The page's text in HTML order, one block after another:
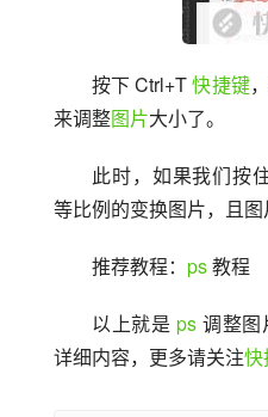
按下 Ctrl+T 快捷键
来调整图片大小了。
此时，如果我们按
等比例的变换图片，且图
推荐教程： ps 教程
以上就是 ps 调整图
详细内容，更多请关注快